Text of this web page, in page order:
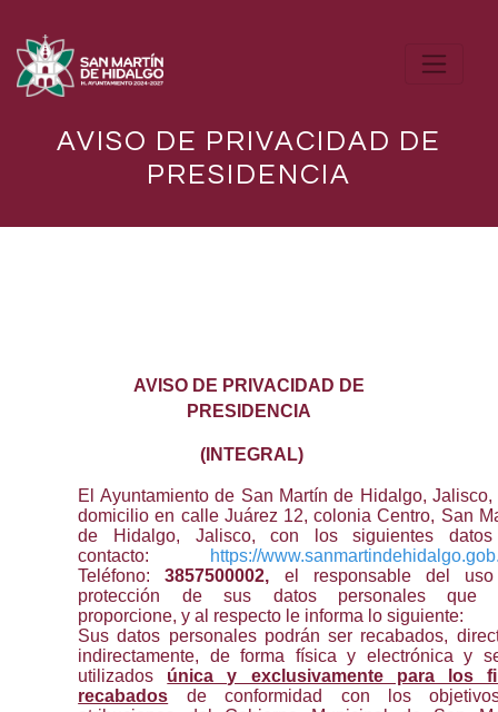
AVISO DE PRIVACIDAD DE
PRESIDENCIA
AVISO DE PRIVACIDAD DE
PRESIDENCIA
(INTEGRAL)
El Ayuntamiento de San Martín de Hidalgo, Jalisco,
domicilio en calle Juárez 12, colonia Centro, San
de Hidalgo, Jalisco, con los siguientes
contacto:
https://
Teléfono:3857500002, el responsable del
protección de sus datos personales que
proporcione, y al respecto le informa lo siguiente:
Sus datos personales podrán ser recabados,
indirectamente, de forma física y electrónica y
utilizados única y exclusivamente para los
recabados de conformidad con los